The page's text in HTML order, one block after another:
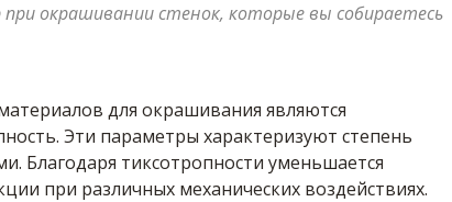
окрашивании стенок, которые вы собираетесь
для окрашивания являются
Эти параметры характеризуют степень
Благодаря тиксотропности уменьшается
при различных механических воздействиях.